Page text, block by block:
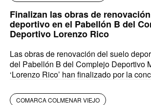
Finalizan las obras de
deportivo en el Pabellón B del
Deportivo Lorenzo Rico
Las obras de renovación del suelo
del Pabellón B del Complejo Deportivo
‘Lorenzo Rico’ han finalizado por la
COMARCA COLMENAR VIEJO